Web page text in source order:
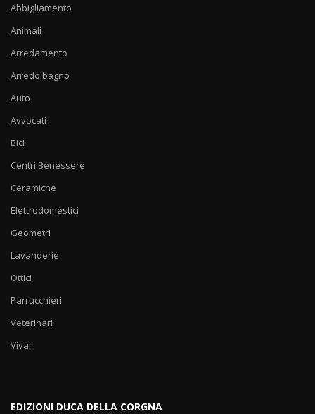
Abbigliamento
Animali
Arredamento
Arredo bagno
Auto
Avvocati
Bici
Centri Benessere
Ceramiche
Elettrodomestici
Geometri
Lavanderie
Ottici
Parrucchieri
Veterinari
Vivai
EDIZIONI DUCA DELLA CORGNA